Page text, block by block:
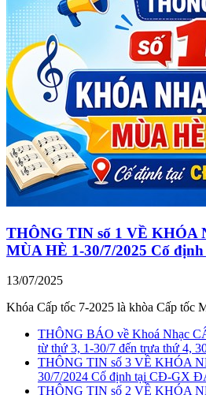
THÔNG TIN số 1 VỀ KHÓA
MÙA HÈ 1-30/7/2025 Cố
13/07/2025
Khóa Cấp tốc 7-2025 là khòa Cấp tốc
THÔNG BÁO về Khoá Nhạc
từ thứ 3, 1-30/7 đến trưa thứ 4,
THÔNG TIN số 3 VỀ KHÓA
30/7/2024 Cố định tại CĐ-GX
THÔNG TIN số 2 VỀ KHÓA